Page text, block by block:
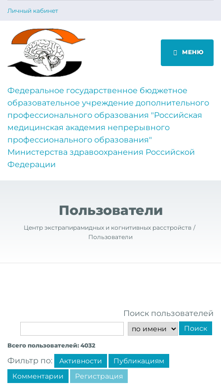
Личный кабинет
МЕНЮ
Федеральное государственное бюджетное
образовательное учреждение дополнительного
профессионального образования "Российская
медицинская академия непрерывного
профессионального образования"
Министерства здравоохранения Российской
Федерации
Пользователи
Центр экстрапирамидных и когнитивных расстройств
Пользователи
Поиск пользователей
Поиск
Всего пользователей: 4032
Фильтр по: Активности
Публикациям
Комментарии
Регистрация